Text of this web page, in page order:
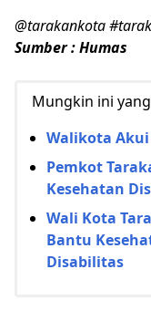
@tarakankota
Sumber : Humas
Mungkin ini
Walikota Akui
Pemkot
Kesehatan
Wali Kota
Bantu
Disabilitas